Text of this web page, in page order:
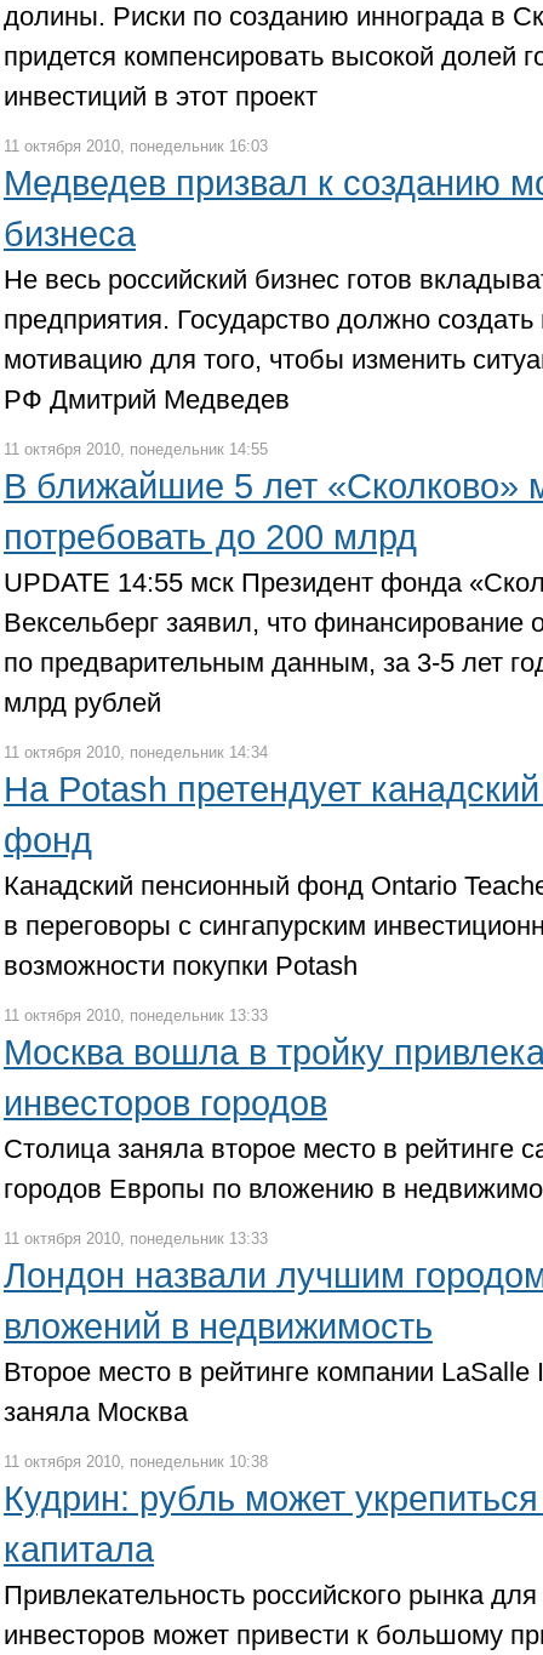
долины. Риски по созданию иннограда в
придется компенсировать высокой долей
инвестиций в этот проект
11 октября 2010, понедельник 16:03
Медведев призвал к созданию
бизнеса
Не весь российский бизнес готов
предприятия. Государство должно
мотивацию для того, чтобы изменить
РФ Дмитрий Медведев
11 октября 2010, понедельник 14:55
В ближайшие 5 лет «Сколково»
потребовать до 200 млрд
UPDATE 14:55 мск Президент фонда
Вексельберг заявил, что финансирование
по предварительным данным, за 3-5 лет
млрд рублей
11 октября 2010, понедельник 14:34
На Potash претендует
фонд
Канадский пенсионный фонд Ontario
в переговоры с сингапурским
возможности покупки Potash
11 октября 2010, понедельник 13:33
Москва вошла в тройку
инвесторов городов
Столица заняла второе место в рейтинге
городов Европы по вложению в
11 октября 2010, понедельник 13:33
Лондон назвали лучшим
вложений в недвижимость
Второе место в рейтинге компании
заняла Москва
11 октября 2010, понедельник 10:38
Кудрин: рубль может
капитала
Привлекательность российского рынка
инвесторов может привести к большому